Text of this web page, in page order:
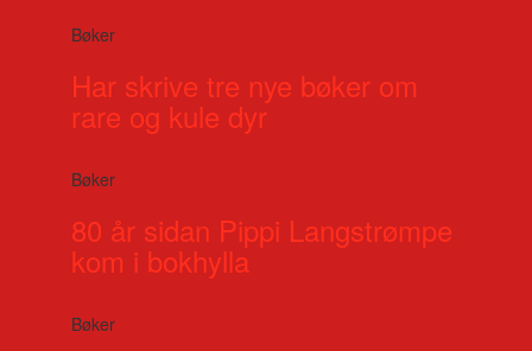
Bøker
Har skrive tre nye bøker om
rare og kule dyr
Bøker
80 år sidan Pippi Langstrømpe
kom i bokhylla
Bøker